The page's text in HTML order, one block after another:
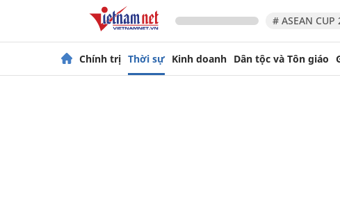
# ASEAN CUP
Chính trị Thời sự Kinh doanh Dân tộc và Tôn giáo